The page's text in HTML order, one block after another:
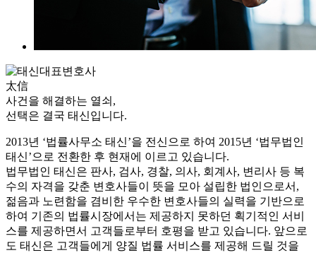
太信
사건을 해결하는 열쇠,
선택은 결국 태신입니다.
2013년 ‘법률사무소 태신’을 전신으로 하여 2015년 ‘법무법인
태신’으로 전환한 후 현재에 이르고 있습니다.
법무법인 태신은 판사, 검사, 경찰, 의사, 회계사, 변리사 등 복
수의 자격을 갖춘 변호사들이 뜻을 모아 설립한 법인으로서,
젊음과 노련함을 겸비한 우수한 변호사들의 실력을 기반으로
하여 기존의 법률시장에서는 제공하지 못하던 획기적인 서비
스를 제공하면서 고객들로부터 호평을 받고 있습니다. 앞으로
도 태신은 고객들에게 양질 법률 서비스를 제공해 드릴 것을